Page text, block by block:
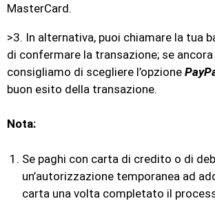
MasterCard.
>3. In alternativa, puoi chiamare la tua
di confermare la transazione; se
consigliamo di scegliere l’opzione
buon esito della transazione.
Nota:
Se paghi con carta di credito o di
un’autorizzazione temporanea ad
carta una volta completato il